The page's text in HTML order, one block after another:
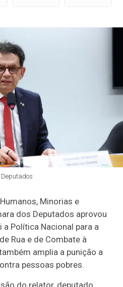
Minorias e
dos Deputados aprovou
Política Nacional para a
Rua e de Combate à
amplia a punição a
pessoas pobres.
do relator, deputado